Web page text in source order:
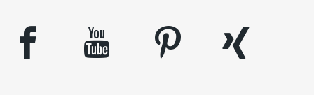
facebook youtube pinterest
xing